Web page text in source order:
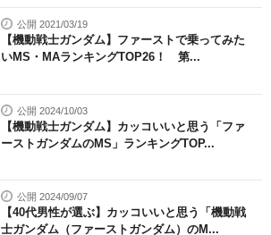
公開 2021/03/19
【機動戦士ガンダム】ファーストで乗ってみた
いMS・MAランキングTOP26！ 第...
公開 2024/10/03
【機動戦士ガンダム】カッコいいと思う「ファ
ーストガンダムのMS」ランキングTOP...
公開 2024/09/07
【40代男性が選ぶ】カッコいいと思う「機動戦
士ガンダム（ファーストガンダム）のM...